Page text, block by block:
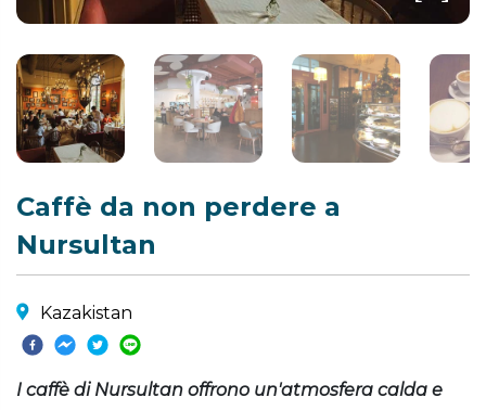
Caffè da non perdere a
Nursultan
Kazakistan
I caffè di Nursultan offrono un'atmosfera calda e